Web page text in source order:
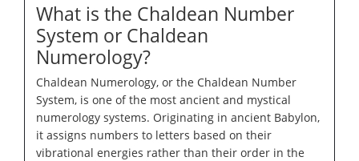
What is the Chaldean Number
System or Chaldean
Numerology?
Chaldean Numerology, or the Chaldean Number
System, is one of the most ancient and mystical
numerology systems. Originating in ancient Babylon,
it assigns numbers to letters based on their
vibrational energies rather than their order in the